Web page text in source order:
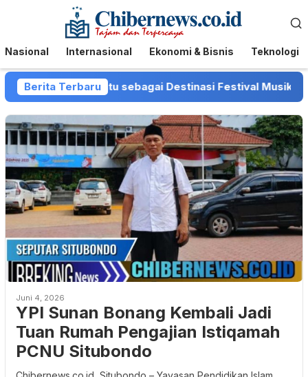
Menu
Mobile
Nasional Internasional Ekonomi & Bisnis Teknologi
Berita Terbaru
Kota Batu sebagai Destinasi Festival Musik Nasional
Juni 4, 2026
YPI Sunan Bonang Kembali Jadi
Tuan Rumah Pengajian Istiqamah
PCNU Situbondo